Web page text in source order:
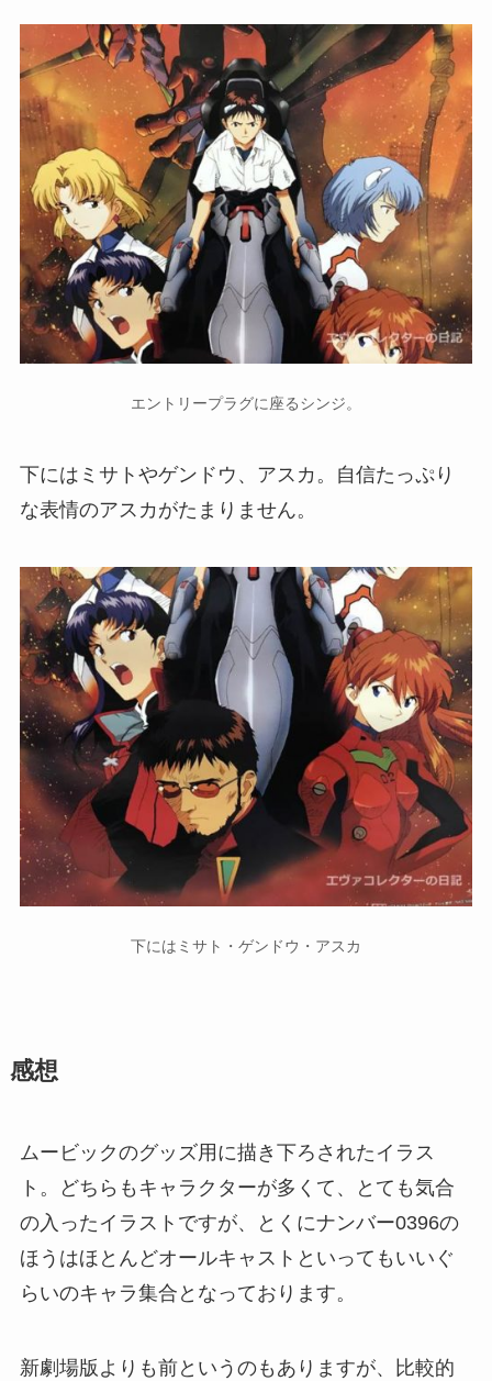
エントリープラグに座るシンジ。
下にはミサトやゲンドウ、アスカ。自信たっぷり
な表情のアスカがたまりません。
下にはミサト・ゲンドウ・アスカ
感想
ムービックのグッズ用に描き下ろされたイラス
ト。どちらもキャラクターが多くて、とても気合
の入ったイラストですが、とくにナンバー0396の
ほうはほとんどオールキャストといってもいいぐ
らいのキャラ集合となっております。
新劇場版よりも前というのもありますが、比較的